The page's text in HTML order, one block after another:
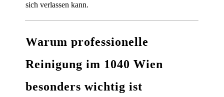
sich verlassen kann.
Warum professionelle
Reinigung im 1040 Wien
besonders wichtig ist